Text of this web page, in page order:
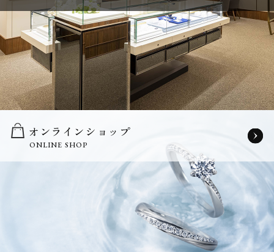
オンラインショップ
ONLINE SHOP